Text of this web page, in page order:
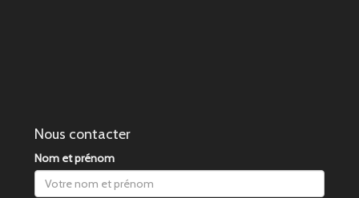
Nous contacter
Nom et prénom